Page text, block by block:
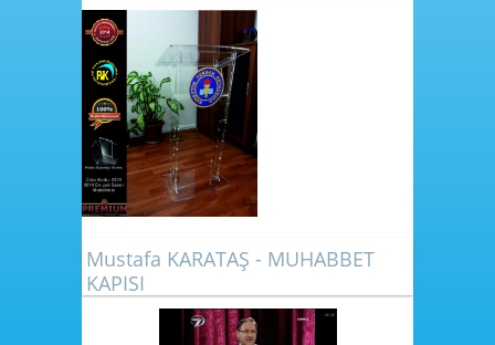
Mustafa KARATAŞ - MUHABBET
KAPISI